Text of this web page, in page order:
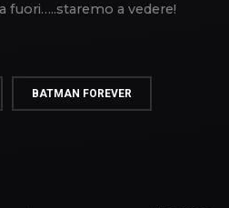
fuori…..staremo a vedere!
BATMAN FOREVER